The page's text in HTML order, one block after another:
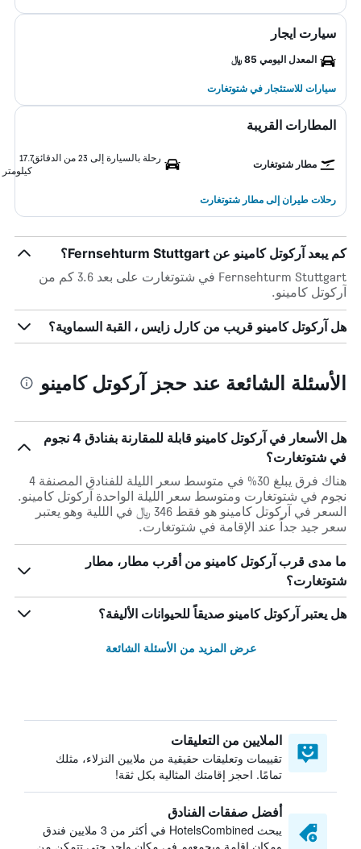
سيارت ايجار
المعدل اليومي 85 ﷼
سيارات للاستئجار في شتوتغارت
المطارات القريبة
مطار شتوتغارت
رحلة بالسيارة إلى 23 من الدقائق
17.7
كيلومتر
رحلات طيران إلى مطار شتوتغارت
كم يبعد آركوتل كامينو عن Fernsehturm Stuttgart؟
Fernsehturm Stuttgart في شتوتغارت على بعد 3.6 كم من
آركوتل كامينو.
هل آركوتل كامينو قريب من كارل زايس ، القبة السماوية؟
الأسئلة الشائعة عند حجز آركوتل كامينو
هل الأسعار في آركوتل كامينو قابلة للمقارنة بفنادق 4 نجوم
في شتوتغارت؟
هناك فرق يبلغ 30% في متوسط ​​سعر الليلة للفنادق المصنفة 4
نجوم في شتوتغارت ومتوسط ​​سعر الليلة الواحدة آركوتل كامينو.
السعر في آركوتل كامينو هو فقط 346 ﷼ في الللية وهو يعتبر
سعر جيد جداً عند الإقامة في شتوتغارت.
ما مدى قرب آركوتل كامينو من أقرب مطار، مطار
شتوتغارت؟
هل يعتبر آركوتل كامينو صديقاً للحيوانات الأليفة؟
عرض المزيد من الأسئلة الشائعة
الملايين من التعليقات
تقييمات وتعليقات حقيقية من ملايين النزلاء، مثلك
تمامًا. احجز إقامتك المثالية بكل ثقة!
أفضل صفقات الفنادق
يبحث HotelsCombined في أكثر من 3 ملايين فندق
ومكان إقامة ويجمعهم في مكان واحد حتى تتمكن من